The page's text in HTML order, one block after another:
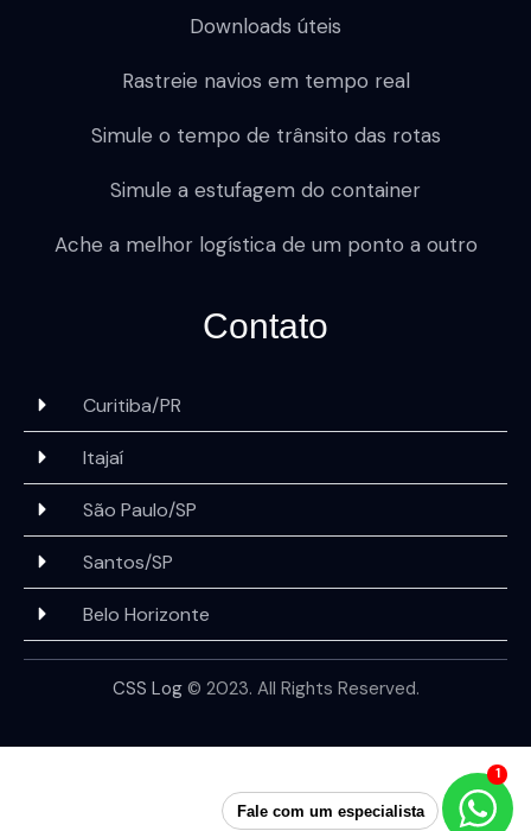
Downloads úteis
Rastreie navios em tempo real
Simule o tempo de trânsito das rotas
Simule a estufagem do container
Ache a melhor logística de um ponto a outro
Contato
Curitiba/PR
Itajaí
São Paulo/SP
Santos/SP
Belo Horizonte
CSS Log© 2023. All Rights Reserved.
1
Fale com um especialista